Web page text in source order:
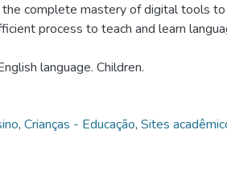
the complete mastery of digital tools to
process to teach and learn
language. Children.
, Crianças - Educação, Sites